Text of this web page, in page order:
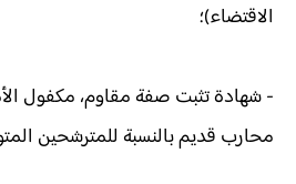
الاقتضاء)؛
- شهادة تثبت صفة مقاوم، مكفول
محارب قديم بالنسبة للمترشحين